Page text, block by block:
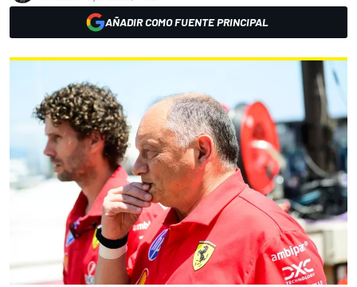
AÑADIR COMO FUENTE PRINCIPAL